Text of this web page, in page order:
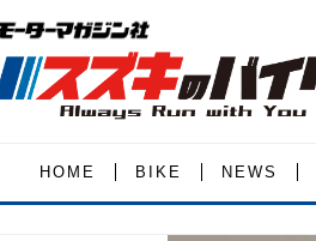
HOME BIKE NEWS